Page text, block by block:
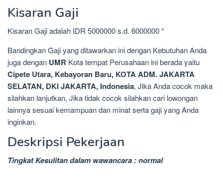
Kisaran Gaji
Kisaran Gaji adalah IDR 5000000 s.d. 6000000 *
Bandingkan Gaji yang ditawarkan ini dengan Kebutuhan Anda
juga dengan UMR Kota tempat Perusahaan ini berada yaitu
Cipete Utara, Kebayoran Baru, KOTA ADM. JAKARTA
SELATAN, DKI JAKARTA, Indonesia, Jika Anda cocok maka
silahkan lanjutkan, Jika tidak cocok silahkan cari lowongan
lainnya sesuai kemampuan dan minat serta gaji yang Anda
inginkan.
Deskripsi Pekerjaan
Tingkat Kesulitan dalam wawancara : normal